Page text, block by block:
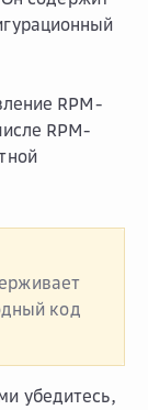
RPM-
RPM-
код
убедитесь,